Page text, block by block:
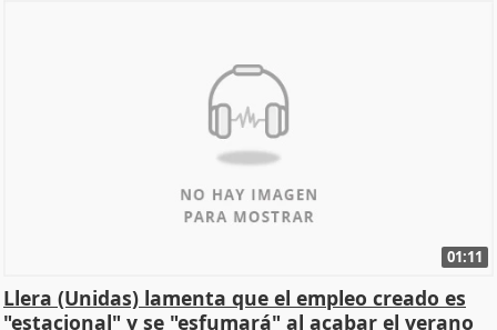
01:11
Llera (Unidas) lamenta que el empleo creado es
"estacional" y se "esfumará" al acabar el verano